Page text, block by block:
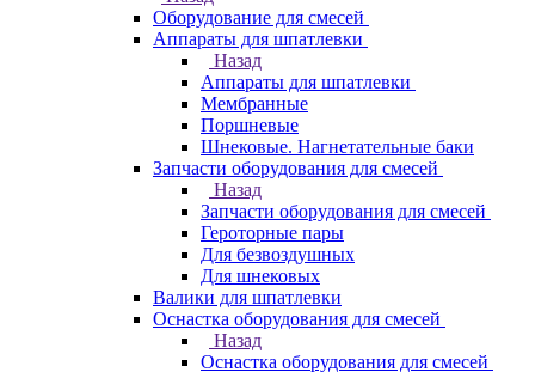
Оборудование для смесей
Аппараты для шпатлевки
Назад
Аппараты для шпатлевки
Мембранные
Поршневые
Шнековые. Нагнетательные баки
Запчасти оборудования для смесей
Назад
Запчасти оборудования для смесей
Героторные пары
Для безвоздушных
Для шнековых
Валики для шпатлевки
Оснастка оборудования для смесей
Назад
Оснастка оборудования для смесей